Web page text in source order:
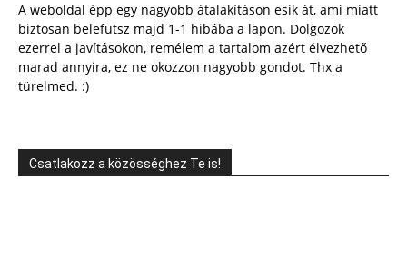
A weboldal épp egy nagyobb átalakításon esik át, ami miatt
biztosan belefutsz majd 1-1 hibába a lapon. Dolgozok
ezerrel a javításokon, remélem a tartalom azért élvezhető
marad annyira, ez ne okozzon nagyobb gondot. Thx a
türelmed. :)
Csatlakozz a közösséghez Te is!